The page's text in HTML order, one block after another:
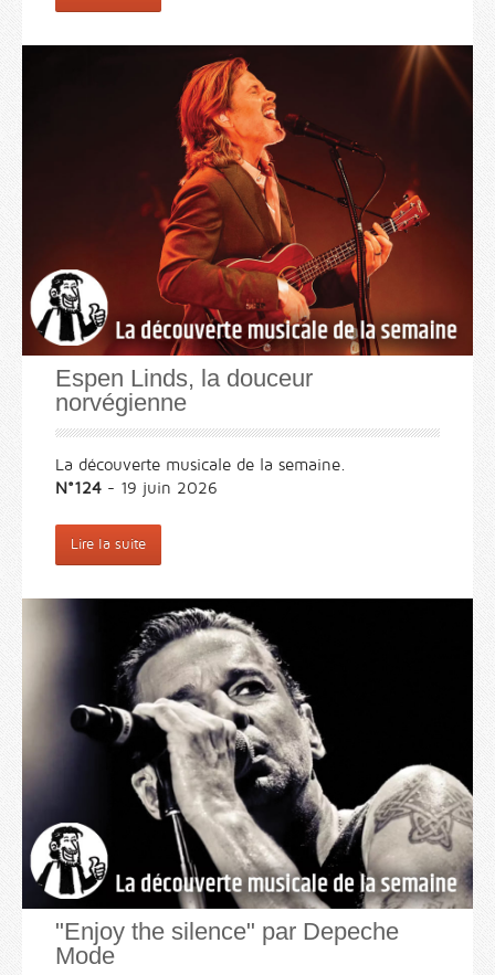
Espen Linds, la douceur
norvégienne
La découverte musicale de la semaine.
N°124 - 19 juin 2026
Lire la suite
"Enjoy the silence" par Depeche
Mode